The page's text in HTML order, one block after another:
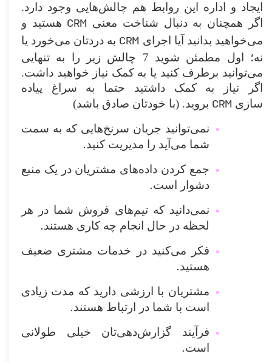
ایجاد و اداره این روابط هم چالش‌هایی وجود دارد.
اگر همچنان به دنبال شناخت معنی CRM هستید و
می‌خواهید بدانید آیا اجرای CRM به دردتان می‌خورد یا
نه؛ اول مطمئن شوید 7 چالش زیر را به تنهایی
می‌توانید برطرف کنید یا به کمک نیاز خواهید داشت.
اگر نیاز به کمک داشتید حتما به سراغ پیاده
سازی CRM بروید. (با خودتان صادق باشد)
نمی‌توانید جریان سرنخ‌هایی که به سمت
شما می‌آید را مدیریت کنید.
جمع کردن داده‌های مشتریان در یک منبع
دشوار است.
نمی‌‌دانید که تیم‌های فروش شما در هر
لحظه در حال انجام چه کاری هستند.
فکر می‌کنید در خدمات مشتری ضعیف
هستید.
مشتریان با ارزشی دارید که مدت زیادی
است با شما در ارتباط هستند.
فرآیند گزارش‌دهی‌تان خیلی طولانی
است.